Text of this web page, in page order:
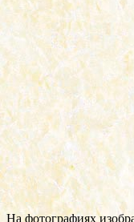
На фотографиях